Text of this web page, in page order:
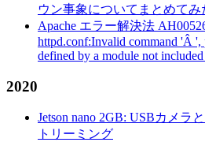
ウン事象についてまとめてみ
Apache エラー解決法
httpd.conf:Invalid command 'Â ',
defined by a module not
2020
Jetson nano 2GB: USBカメラ
トリーミング